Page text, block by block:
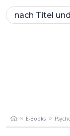
E-Books